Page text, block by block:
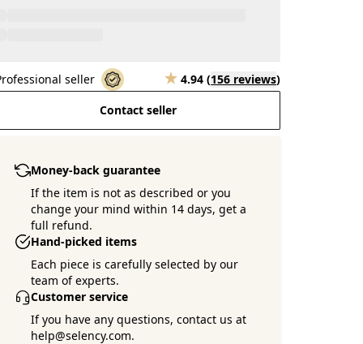
seller 4.94 (156 reviews)
Contact seller
Money-back guarantee
If the item is not as described or you
change your mind within 14 days, get a
full refund.
Hand-picked items
Each piece is carefully selected by our
team of experts.
Customer service
If you have any questions, contact us at
help@selency.com.